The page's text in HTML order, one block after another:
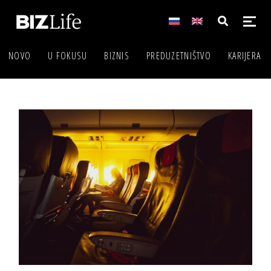
NOVO U FOKUSU BIZNIS PREDUZETNIŠTVO KARIJERA